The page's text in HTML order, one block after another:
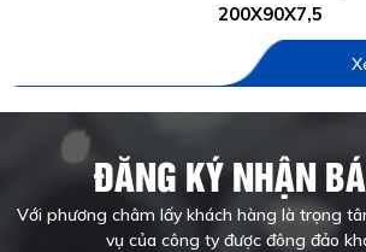
200X90X7,5
ĐĂNG KÝ NHẬN
Với phương châm lấy khách hàng là trọng
vụ của công ty được đông đảo